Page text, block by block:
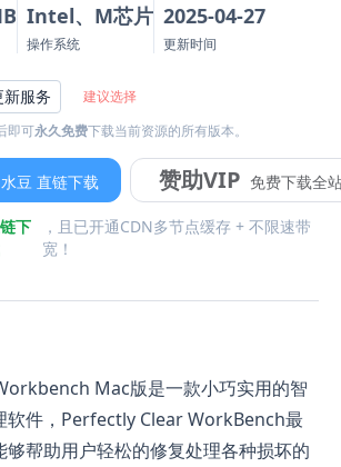
Intel、M芯片
操作系统
2025-04-27
更新时间
新服务
建议选择
即可永久免费下载当前资源的所有版本。
豆 直链下载 赞助VIP 免费下载全
下
，且已开通CDN多节点缓存 + 不限速带
宽！
Mac版是一款小巧实用的智
软件，Perfectly Clear WorkBench最
够帮助用户轻松的修复处理各种损坏的